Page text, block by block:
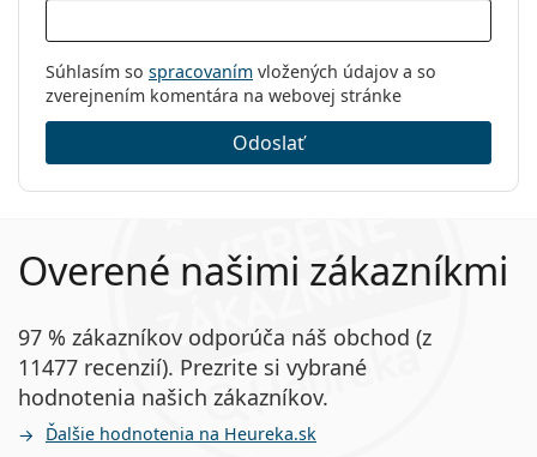
Súhlasím so spracovaním vložených údajov a so
zverejnením komentára na webovej stránke
Odoslať
Overené našimi zákazníkmi
97 % zákazníkov odporúča náš obchod (z
11477 recenzií). Prezrite si vybrané
hodnotenia našich zákazníkov.
Ďalšie hodnotenia na Heureka.sk